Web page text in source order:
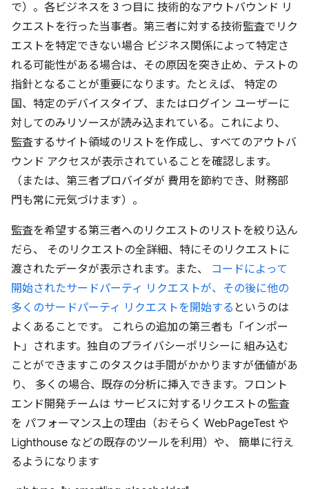
で）。各ビジネスを 3 つ目に 技術的なアウトバウンド リ
クエストを行った当事者。第三者に対する技術監査でリク
エストを特定できない場合 ビジネス関係によって特定さ
れる可能性がある場合は、その原因を突き止め、テストの
指針となることが重要になります。たとえば、 特定の
国、特定のデバイスタイプ、またはログイン ユーザーに
対してのみリソースが読み込まれている。これにより、
監査するサイト領域のリストを作成し、すべてのアウトバ
ウンド アクセスが表示されていることを確認します。
（または、第三者プロバイダが 費用を節約でき、財務部
門も常に元気づけます）。
監査を希望する第三者へのリクエストのリストを絞り込ん
だら、 そのリクエストの全詳細、特にそのリクエストに
渡されたデータが表示されます。また、 コードによって
開始されたサードパーティ リクエストが、その後に他の
多くのサードパーティ リクエストを開始する というのは
よくあることです。 これらの追加の第三者も「インポー
ト」されます。独自のプライバシーポリシーに 組み込む
ことができますこのタスクは手間がかかりますが価値があ
り、 多くの場合、既存の分析に挿入できます。フロント
エンド開発チームは サービスに対するリクエストの監査
を パフォーマンス上の理由（おそらく WebPageTest や
Lighthouse などの既存のツールを利用）や、 簡単に行え
るようになります